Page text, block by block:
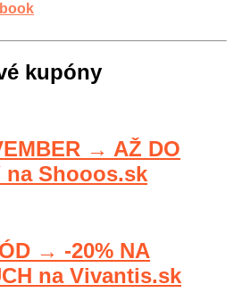
kupóny
→ AŽ DO
na Shooos.sk
→ -20% NA
na Vivantis.sk